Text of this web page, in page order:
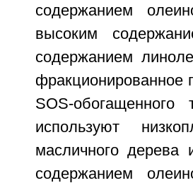
содержанием
высоким
содержанием
фракционированное
SOS-обогащенного
используют
масличного
содержанием